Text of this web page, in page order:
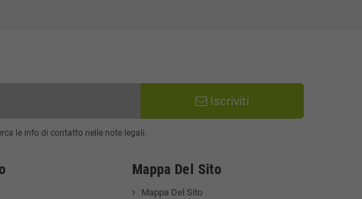
Iscriviti
le info di contatto nelle note legali.
Mappa Del Sito
Mappa Del Sito